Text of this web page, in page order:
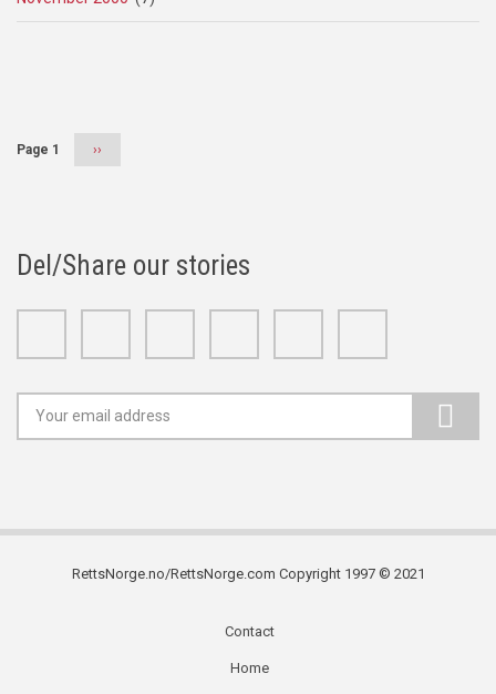
Page 1
Next
››
Del/Share our stories
RettsNorge.no/RettsNorge.com Copyright 1997 © 2021
Contact
Home